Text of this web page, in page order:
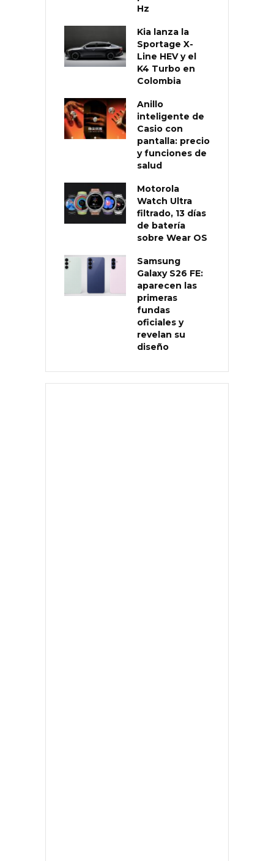
Hz
Kia lanza la
Sportage X-
Line HEV y el
K4 Turbo en
Colombia
Anillo
inteligente de
Casio con
pantalla: precio
y funciones de
salud
Motorola
Watch Ultra
filtrado, 13 días
de batería
sobre Wear OS
Samsung
Galaxy S26 FE:
aparecen las
primeras
fundas
oficiales y
revelan su
diseño